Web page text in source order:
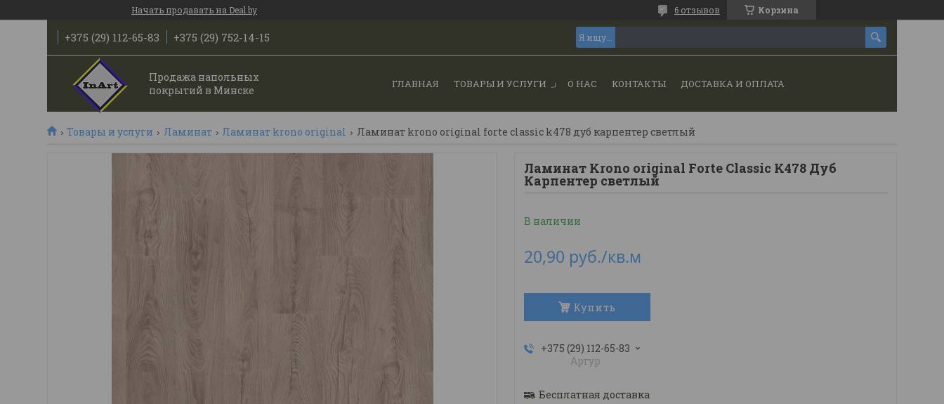
Начать продавать на Deal.by Корзина
6 отзывов
+375 (29) 112-65-83 +375 (29) 752-14-15
Продажа напольных
покрытий в Минске
ГЛАВНАЯ ТОВАРЫ И УСЛУГИ О НАС КОНТАКТЫ ДОСТАВКА И ОПЛАТА
Товары и услуги Ламинат Ламинат krono original Ламинат krono original forte classic k478 дуб карпентер светлый
Ламинат Krono original Forte Classic K478 Дуб
Карпентер светлый
В наличии
20,90 руб./кв.м
Купить
+375 (29) 112-65-83
Артур
Бесплатная доставка